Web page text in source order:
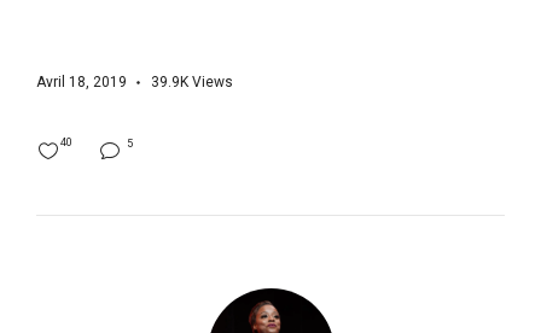
Avril 18, 2019 39.9K Views
5
40